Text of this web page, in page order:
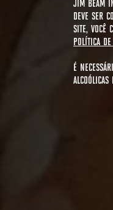
JIM BEAM
DEVE SER
SITE, VOCÊ
POLÍTICA
É